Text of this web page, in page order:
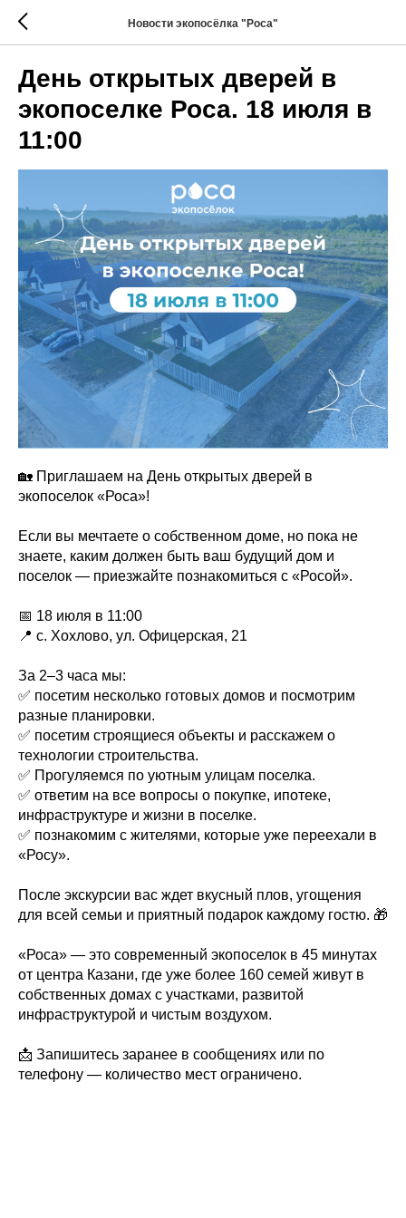
Новости экопосёлка "Роса"
День открытых дверей в
экопоселке Роса. 18 июля в
11:00
🏡 Приглашаем на День открытых дверей в
экопоселок «Роса»!
Если вы мечтаете о собственном доме, но пока не
знаете, каким должен быть ваш будущий дом и
поселок — приезжайте познакомиться с «Росой».
📅 18 июля в 11:00
📍 с. Хохлово, ул. Офицерская, 21
За 2–3 часа мы:
✅ посетим несколько готовых домов и посмотрим
разные планировки.
✅ посетим строящиеся объекты и расскажем о
технологии строительства.
✅ Прогуляемся по уютным улицам поселка.
✅ ответим на все вопросы о покупке, ипотеке,
инфраструктуре и жизни в поселке.
✅ познакомим с жителями, которые уже переехали в
«Росу».
После экскурсии вас ждет вкусный плов, угощения
для всей семьи и приятный подарок каждому гостю. 🎁
«Роса» — это современный экопоселок в 45 минутах
от центра Казани, где уже более 160 семей живут в
собственных домах с участками, развитой
инфраструктурой и чистым воздухом.
📩 Запишитесь заранее в сообщениях или по
телефону — количество мест ограничено.